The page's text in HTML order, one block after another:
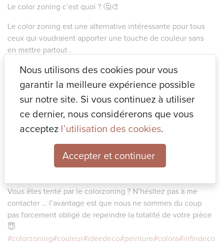
Le color zoning c’est quoi ? 🤔🎨
Le color zoning est une alternative intéressante pour tous
ceux qui voudraient apporter une touche de couleur sans
en mettre partout .
mais également pour délimiter une zone de « travail » , un
espace avec une autre fonction dans une même pièce ,
mettre un objet en valeur , …🖼️
La technique consiste à peindre 🎨 des formes de
différentes couleurs que vous pouvez éventuellement «
superposer « légèrement , comme un tableau par exemple
mais aussi une partie de mur , des bandes horizontales ou
verticales qui vont pouvoir rendre votre espace plus large
Vous êtes tenté par le colorzoning ? N’hésitez pas à me
contacter … l’avantage est que nous ne sommes du coup
pas forcement obligé de repeindre la totalité de votre pièce
😇
#colorzoning#couleur#ideedeco#peinture#colora#infindeco
Nous utilisons des cookies pour vous
garantir la meilleure expérience possible
sur notre site. Si vous continuez à utiliser
ce dernier, nous considérerons que vous
acceptez l’utilisation des cookies.
Accepter et continuer